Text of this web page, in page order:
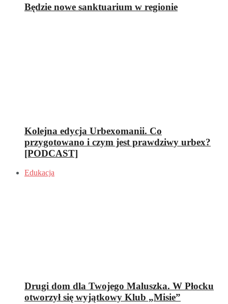
Będzie nowe sanktuarium w regionie
Kolejna edycja Urbexomanii. Co
przygotowano i czym jest prawdziwy urbex?
[PODCAST]
Edukacja
Drugi dom dla Twojego Maluszka. W Płocku
otworzył się wyjątkowy Klub „Misie”